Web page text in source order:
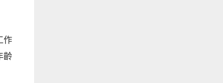
作
齡